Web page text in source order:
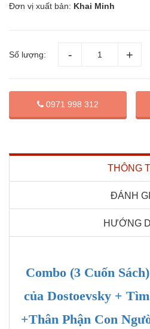
Đơn vị xuất bản: Khai Minh
Số lượng:
0971 998 312
THÔNG
ĐÁNH
HƯỚNG
Combo (3 Cuốn
của Dostoevsky +
+Thân Phận Con